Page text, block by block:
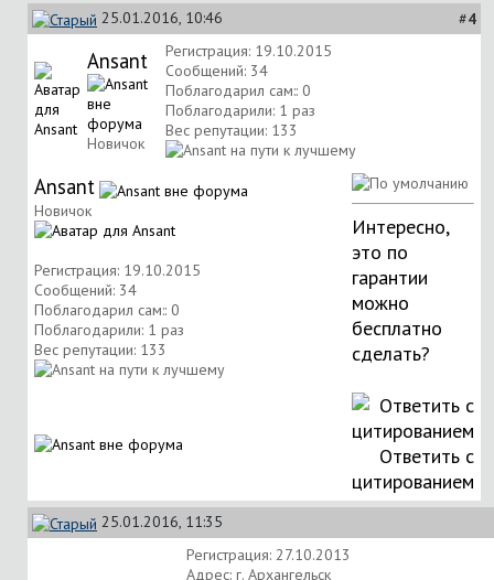
25.01.2016, 10:46 #4
Ansant
Новичок
Регистрация: 19.10.2015
Сообщений: 34
Поблагодарил сам:: 0
Поблагодарили: 1 раз
Вес репутации: 133
Ansant
Новичок
Регистрация: 19.10.2015
Сообщений: 34
Поблагодарил сам:: 0
Поблагодарили: 1 раз
Вес репутации: 133
Интересно,
это по
гарантии
можно
бесплатно
сделать?
Ответить с
цитированием
25.01.2016, 11:35
Регистрация: 27.10.2013
Адрес: г. Архангельск